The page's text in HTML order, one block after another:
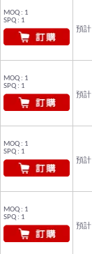
MOQ : 1
SPQ : 1
預計
MOQ : 1
SPQ : 1
預計
MOQ : 1
SPQ : 1
預計
MOQ : 1
SPQ : 1
預計